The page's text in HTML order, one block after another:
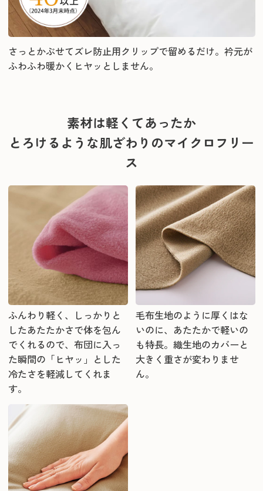
さっとかぶせてズレ防止用クリップで留めるだけ。衿元が
ふわふわ暖かくヒヤッとしません。
素材は軽くてあったか
とろけるような肌ざわりのマイクロフリー
ス
ふんわり軽く、しっかりと
したあたたかさで体を包ん
でくれるので、布団に入っ
た瞬間の「ヒヤッ」とした
冷たさを軽減してくれま
す。
毛布生地のように厚くはな
いのに、あたたかで軽いの
も特長。織生地のカバーと
大きく重さが変わりませ
ん。